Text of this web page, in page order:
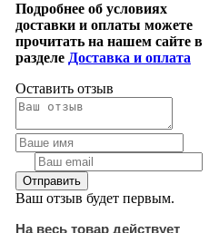
Подробнее об условиях
доставки и оплаты можете
прочитать на нашем сайте в
разделе Доставка и оплата
Оставить отзыв
Ваш отзыв будет первым.
На весь товар действует